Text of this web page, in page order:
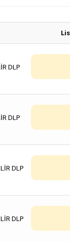
DLP
DLP
DLP
DLP